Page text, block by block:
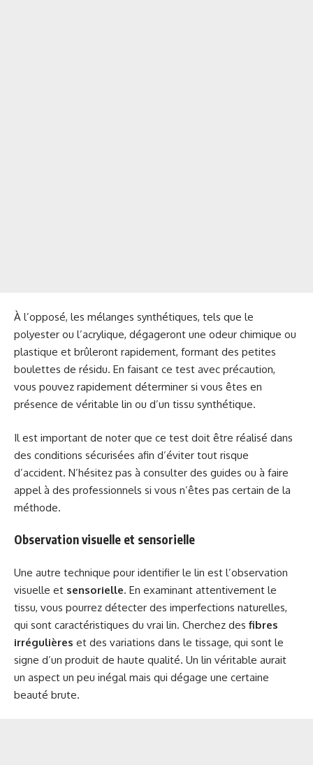
À l’opposé, les mélanges synthétiques, tels que le
polyester ou l’acrylique, dégageront une odeur chimique ou
plastique et brûleront rapidement, formant des petites
boulettes de résidu. En faisant ce test avec précaution,
vous pouvez rapidement déterminer si vous êtes en
présence de véritable lin ou d’un tissu synthétique.
Il est important de noter que ce test doit être réalisé dans
des conditions sécurisées afin d’éviter tout risque
d’accident. N’hésitez pas à consulter des guides ou à faire
appel à des professionnels si vous n’êtes pas certain de la
méthode.
Observation visuelle et sensorielle
Une autre technique pour identifier le lin est l’observation
visuelle et sensorielle. En examinant attentivement le
tissu, vous pourrez détecter des imperfections naturelles,
qui sont caractéristiques du vrai lin. Cherchez des fibres
irrégulières et des variations dans le tissage, qui sont le
signe d’un produit de haute qualité. Un lin véritable aurait
un aspect un peu inégal mais qui dégage une certaine
beauté brute.